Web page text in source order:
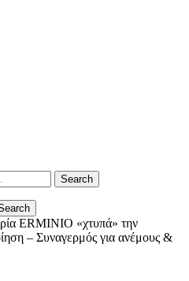
ERMINIO «χτυπά» την
– Συναγερμός για ανέμους &